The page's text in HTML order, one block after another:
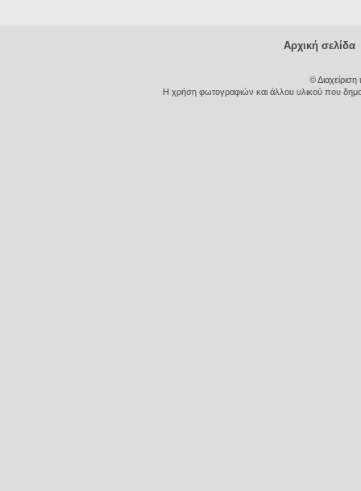
Αρχική σελίδα
©
Η χρήση φωτογραφιών και άλλου υλικού που